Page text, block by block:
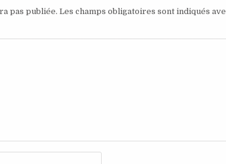
pas publiée. Les champs obligatoires sont indiqués